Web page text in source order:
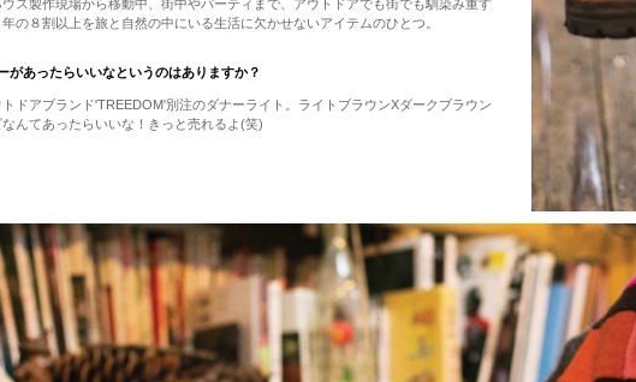
ウス製作現場から移動中、街中やパーティまで、アウトドアでも街でも馴染み重す
年の８割以上を旅と自然の中にいる生活に欠かせないアイテムのひとつ。
があったらいいなというのはありますか？
ドアブランド'TREEDOM'別注のダナーライト。ライトブラウンXダークブラウン
んてあったらいいな！きっと売れるよ(笑)